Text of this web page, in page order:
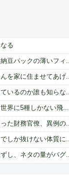
る
豆パックの薄いフィ...
を家に住ませてあげ...
いるのか誰も知らな...
界に5種しかない飛...
た財務官僚、異例の...
しか抜けない体質に...
し、ネタの量がバグ...